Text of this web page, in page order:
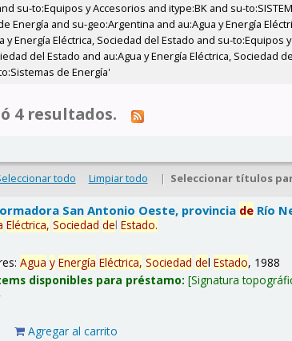
to:Equipos y Accesorios and itype:BK and su-
and su-geo:Argentina and au:Agua y Energía
Energía Eléctrica, Sociedad del Estado and su-
del Estado and au:Agua y Energía Eléctrica, Sociedad
de Energía'
4 resultados.
todo Limpiar todo | Seleccionar títulos
San Antonio Oeste, provincia de Río
Eléctrica, Sociedad delEstado.
Agua y Energía Eléctrica, Sociedad delEstado, 1988
disponibles para préstamo: Signatura
Agregar al carrito